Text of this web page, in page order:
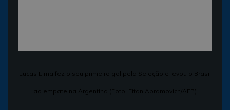
Lucas Lima fez o seu primeiro gol pela Seleção e levou o Brasil
ao empate na Argentina (Foto: Eitan Abramovich/AFP)